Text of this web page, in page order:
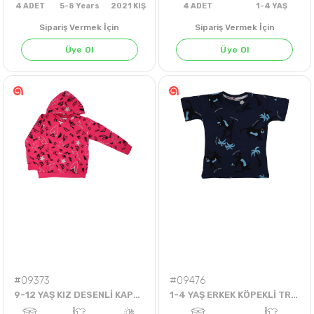
4ADET 5-8 Years 2021 KIŞ
Sipariş Vermek İçin
Üye Ol
4 ADET
Sipariş Vermek İçin
Üye Ol
#09373
9-12 YAŞ KIZ DESENLİ KAPŞONLU TEK BADİ
#09476
1-4 YAŞ ERKEK KÖPEKLİ TROPİCAL MOOD TİŞÖRT